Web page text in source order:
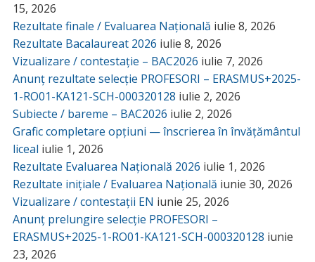
15, 2026
Rezultate finale / Evaluarea Națională iulie 8, 2026
Rezultate Bacalaureat 2026 iulie 8, 2026
Vizualizare / contestație – BAC2026 iulie 7, 2026
Anunț rezultate selecție PROFESORI – ERASMUS+2025-
1-RO01-KA121-SCH-000320128 iulie 2, 2026
Subiecte / bareme – BAC2026 iulie 2, 2026
Grafic completare opțiuni — înscrierea în învățământul
liceal iulie 1, 2026
Rezultate Evaluarea Națională 2026 iulie 1, 2026
Rezultate inițiale / Evaluarea Națională iunie 30, 2026
Vizualizare / contestații EN iunie 25, 2026
Anunț prelungire selecție PROFESORI –
ERASMUS+2025-1-RO01-KA121-SCH-000320128 iunie
23, 2026